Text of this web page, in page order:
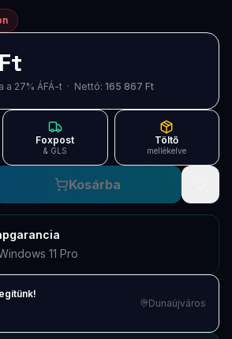
Vásárlás
a 27% ÁFÁ-t · Nettó: 165 867 Ft
Foxpost
& GLS
Töltő
mellékelve
Kosárba
11 Pro
Dunaújváros